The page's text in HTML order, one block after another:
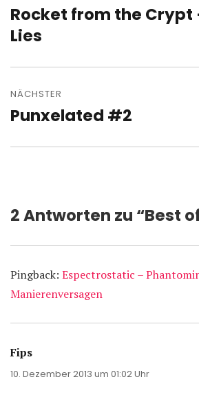
Vorheriger
Beitrag:
Rocket from the Crypt
Lies
NÄCHSTER
Nächster
Punxelated #2
2 Antworten zu “Best
Pingback: Espectrostatic –
Manierenversagen
Fips
10. Dezember 2013 um 01:02 Uhr